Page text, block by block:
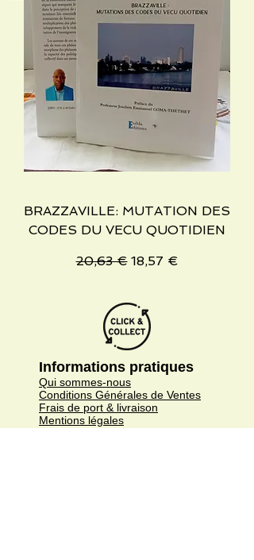
BRAZZAVILLE: MUTATION DES
CODES DU VECU QUOTIDIEN
Precio
20,63 € Precio de oferta
18,57 €
Informations pratiques
Qui sommes-nous
Conditions Générales de Ventes
Frais de port & livraison
Mentions légales